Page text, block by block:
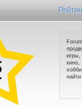
игры,
кино,